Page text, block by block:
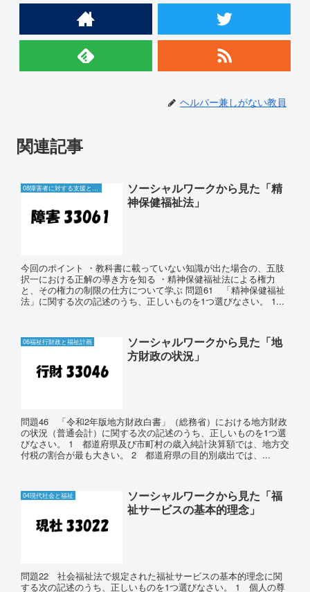
ヘルパー兼しがない教員
関連記事
ソーシャルワークから見た「精
神保健福祉法」
今回のポイント ・教科書に載っていない知識が出た場合の、五肢
択一における正解の導き方を知る ・精神保健福祉法による権力
と、その権力の制限の仕方について学ぶ 問題61 「精神保健福祉
法」に関する次の記述のうち、正しいものを1つ選びなさい。 1...
06福祉行財政と福祉計画
ソーシャルワークから見た「地
方財政の状況」
問題46 「令和2年版地方財政白書」（総務省）における地方財政
の状況（普通会計）に関する次の記述のうち、正しいものを1つ選
びなさい。 1 都道府県及び市町村の歳入純計決算額では、地方交
付税の割合が最も大きい。 2 都道府県の目的別歳出では、...
04現代社会と福祉
ソーシャルワークから見た「福
祉サービスの基本的理念」
問題22 社会福祉法で規定された福祉サービスの基本的理念に関
する次の記述のうち、正しいものを1つ選びなさい。 1 個人の尊